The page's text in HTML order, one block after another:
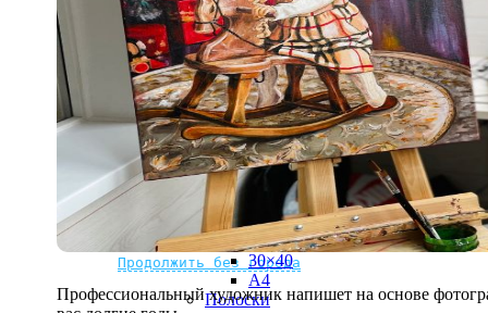
Не нашли Ваш город?
Мы доставляем по всему миру
Продолжить без города
30х40
А4
Фото
в
рамке
10х10
10×15
13×18
15×15
15×20
20×20
20×30
30×30
30×40
A4
Полоски
Профессиональный художник напишет на основе